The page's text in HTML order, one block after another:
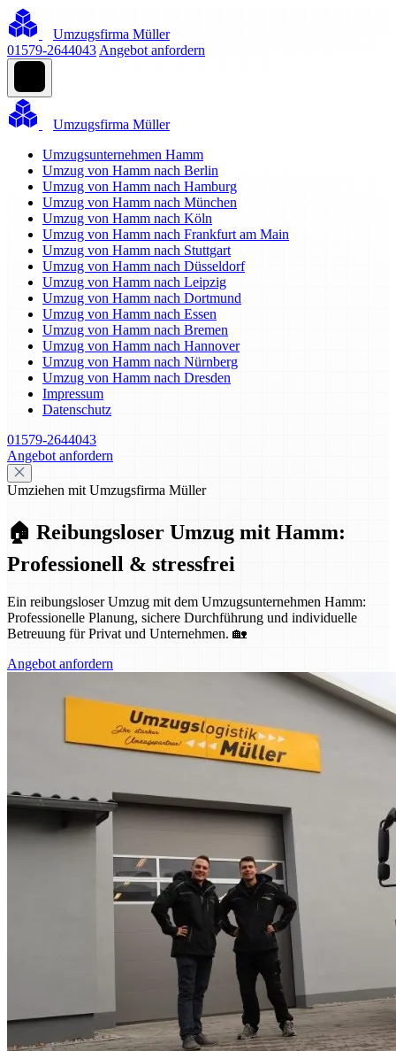
Umzugsfirma Müller
01579-2644043 Angebot anfordern
Umzugsfirma Müller
Umzugsunternehmen Hamm
Umzug von Hamm nach Berlin
Umzug von Hamm nach Hamburg
Umzug von Hamm nach München
Umzug von Hamm nach Köln
Umzug von Hamm nach Frankfurt am Main
Umzug von Hamm nach Stuttgart
Umzug von Hamm nach Düsseldorf
Umzug von Hamm nach Leipzig
Umzug von Hamm nach Dortmund
Umzug von Hamm nach Essen
Umzug von Hamm nach Bremen
Umzug von Hamm nach Hannover
Umzug von Hamm nach Nürnberg
Umzug von Hamm nach Dresden
Impressum
Datenschutz
01579-2644043
Angebot anfordern
Umziehen mit Umzugsfirma Müller
🏠 Reibungsloser Umzug mit Hamm:
Professionell & stressfrei
Ein reibungsloser Umzug mit dem Umzugsunternehmen Hamm:
Professionelle Planung, sichere Durchführung und individuelle
Betreuung für Privat und Unternehmen. 🏡
Angebot anfordern